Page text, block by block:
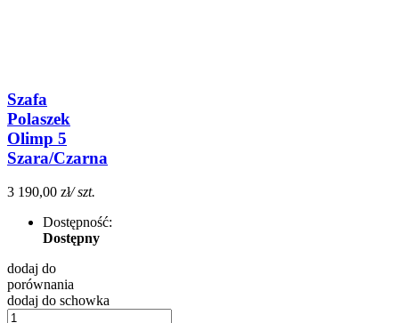
Szafa
Polaszek
Olimp 5
Szara/Czarna
3 190,00 zł/ szt.
Dostępność:
Dostępny
dodaj do
porównania
dodaj do schowka